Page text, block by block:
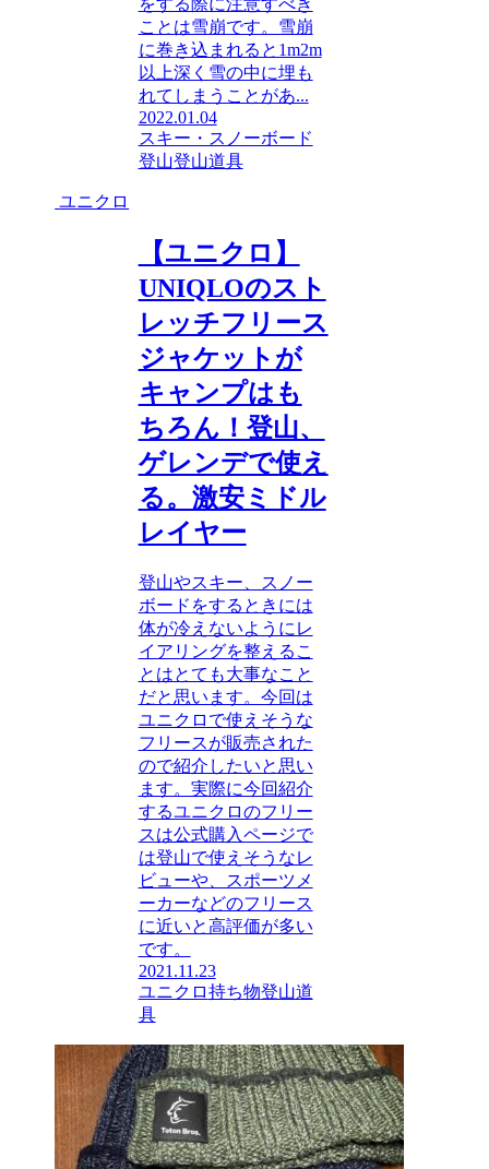
をする際に注意すべき
ことは雪崩です。雪崩
に巻き込まれると1m2m
以上深く雪の中に埋も
れてしまうことがあ...
2022.01.04
スキー・スノーボード
登山登山道具
ユニクロ
【ユニクロ】
UNIQLOのスト
レッチフリース
ジャケットが
キャンプはも
ちろん！登山、
ゲレンデで使え
る。激安ミドル
レイヤー
登山やスキー、スノー
ボードをするときには
体が冷えないようにレ
イアリングを整えるこ
とはとても大事なこと
だと思います。今回は
ユニクロで使えそうな
フリースが販売された
ので紹介したいと思い
ます。実際に今回紹介
するユニクロのフリー
スは公式購入ページで
は登山で使えそうなレ
ビューや、スポーツメ
ーカーなどのフリース
に近いと高評価が多い
です。
2021.11.23
ユニクロ持ち物登山道
具